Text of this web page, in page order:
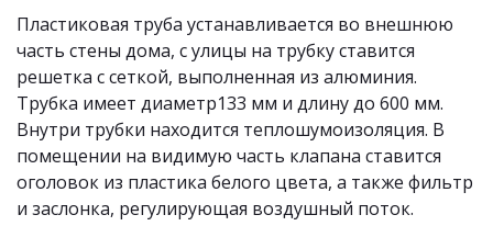
Пластиковая труба устанавливается во внешнюю
часть стены дома, с улицы на трубку ставится
решетка с сеткой, выполненная из алюминия.
Трубка имеет диаметр133 мм и длину до 600 мм.
Внутри трубки находится теплошумоизоляция. В
помещении на видимую часть клапана ставится
оголовок из пластика белого цвета, а также фильтр
и заслонка, регулирующая воздушный поток.